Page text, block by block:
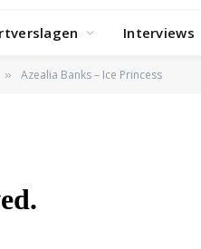
Interviews
» Azealia Banks – Ice Princess
Ice Princess